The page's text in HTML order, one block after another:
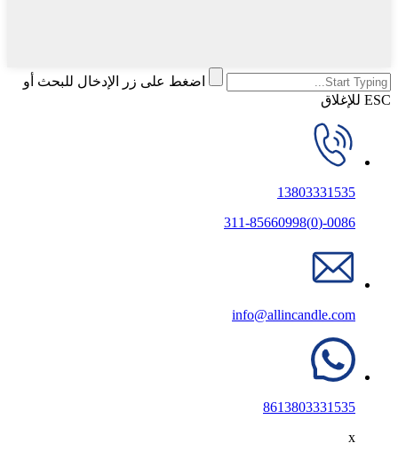
اضغط على زر الإدخال للبحث أو
ESC للإغلاق
13803331535
0086-(0)311-85660998
info@allincandle.com
8613803331535
x